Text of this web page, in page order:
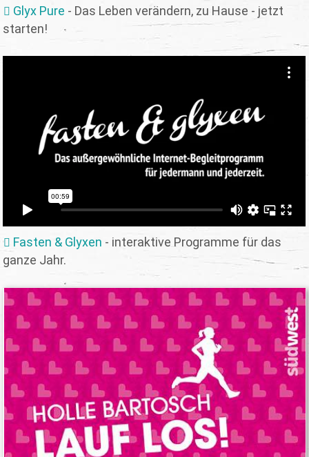
Glyx Pure - Das Leben verändern, zu Hause - jetzt
starten!
Fasten & Glyxen - interaktive Programme für das
ganze Jahr.